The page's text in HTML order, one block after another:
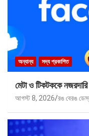
অন্যান্য সদ্য প্রকাশিত
মেটা ও টিকটককে
আগস্ট 8, 2026 রঙ বেরঙ